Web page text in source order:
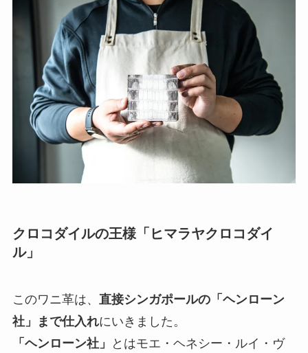
クロコダイルの王様「ヒマラヤクロコダイ
ル」
このワニ革は、 直接シンガポールの「ヘンローン
社」まで仕入れにいきました。
「ヘンローン社」
とはモエ・ヘネシー・ルイ・ヴ